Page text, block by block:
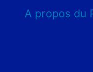
A propos du